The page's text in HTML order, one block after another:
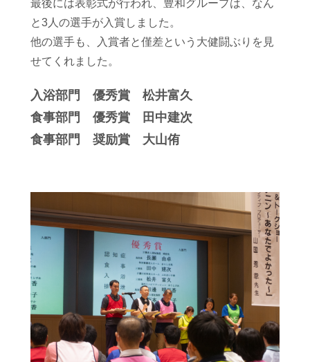
最後には表彰式が行われ、豊和グループは、なん
と3 人の選手が入賞しました。
他の選手も、入賞者と僅差という大健闘ぶりを見
せてくれました。
入浴部門 優秀賞 松井富久
食事部門 優秀賞 田中建次
食事部門 奨励賞 大山侑